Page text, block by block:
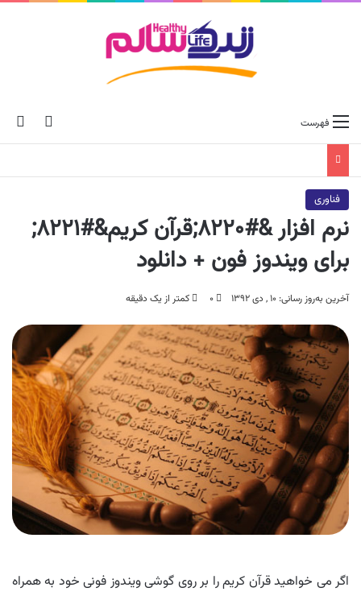
skin فهرست
فناوری
نرم افزار &#۸۲۲۰;قرآن کریم&#۸۲۲۱;
برای ویندوز فون + دانلود
آخرین به‌روز رسانی: ۱۰ , دی ۱۳۹۲ ۰ کمتر از یک دقیقه
اگر می خواهید قرآن کریم را بر روی گوشی ویندوز فونی خود به همراه